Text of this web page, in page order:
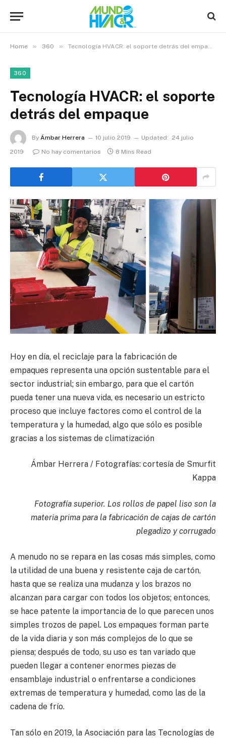
Home » 360 » Tecnología HVACR: el soporte detrás del empaque
360
Tecnología HVACR: el soporte
detrás del empaque
By Ámbar Herrera 10 julio 2019 Updated: 24 julio
2019
No hay comentarios 8 Mins Read
Hoy en día, el reciclaje para la fabricación de
empaques representa una opción sustentable para el
sector industrial; sin embargo, para que el cartón
pueda tener una nueva vida, es necesario un estricto
proceso que incluye factores como el control de la
temperatura y la humedad, algo que sólo es posible
gracias a los sistemas de climatización
Ámbar Herrera / Fotografías: cortesía de Smurfit
Kappa
Fotografía superior. Los rollos de papel liso son la
materia prima para la fabricación de cajas de cartón
plegadizo y corrugado
A menudo no se repara en las cosas más simples, como
la utilidad de una buena y resistente caja de cartón,
hasta que se realiza una mudanza y los brazos no
alcanzan para cargar con todos los objetos; entonces,
se hace patente la importancia de lo que parecen unos
simples trozos de papel. Los empaques forman parte
de la vida diaria y son más complejos de lo que se
piensa; después de todo, su uso es tan variado que
pueden llegar a contener enormes piezas de
ensamblaje industrial o enfrentarse a condiciones
extremas de temperatura y humedad, como las de la
cadena de frío.
Tan sólo en 2019, la Asociación para las Tecnologías de